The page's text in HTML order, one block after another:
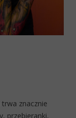
znacznie
przebieranki,